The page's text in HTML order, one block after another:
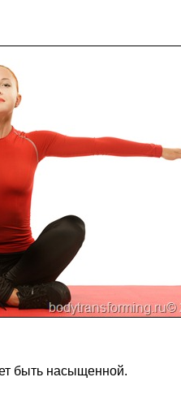
быть насыщенной.